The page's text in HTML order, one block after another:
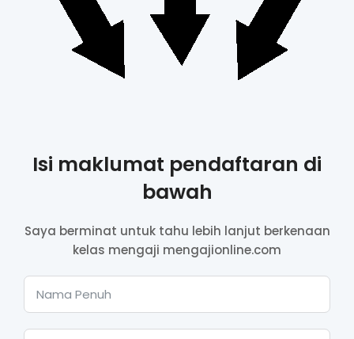
Isi maklumat pendaftaran di
bawah
Saya berminat untuk tahu lebih lanjut berkenaan
kelas mengaji mengajionline.com